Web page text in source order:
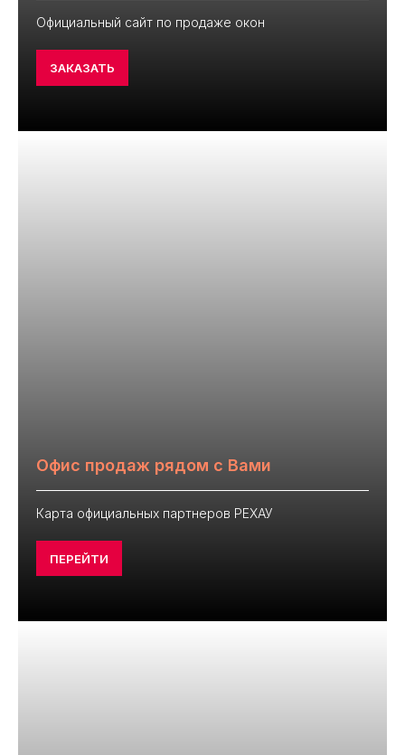
Официальный сайт по продаже окон
ЗАКАЗАТЬ
Офис продаж рядом с Вами
Карта официальных партнеров РЕХАУ
ПЕРЕЙТИ